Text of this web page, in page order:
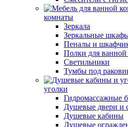
комнаты
Зеркала
Зеркальные
Пеналы и
Полки для
Светильники
Тумбы под
уголки
Гидромассажные
Душевые двери и
Душевые кабины
Душевые